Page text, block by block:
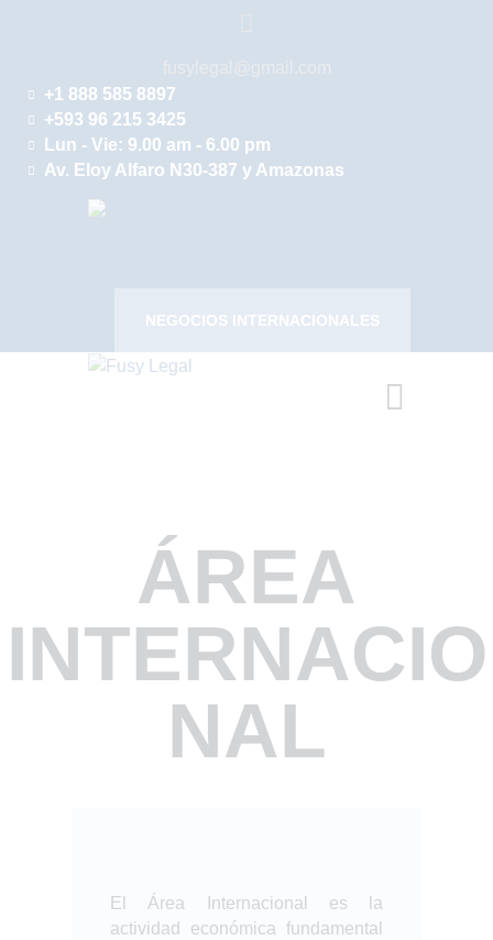
+1 888 585 8897
+593 96 215 3425
Lun - Vie: 9.00 am - 6.00 pm
Av. Eloy Alfaro N30-387 y Amazonas
NEGOCIOS INTERNACIONALES
NUESTRA FIRMA
ÁREA
INTERNACIONAL
ÁREA
INTERNACIO
NAL
El Área Internacional es la
actividad económica fundamental